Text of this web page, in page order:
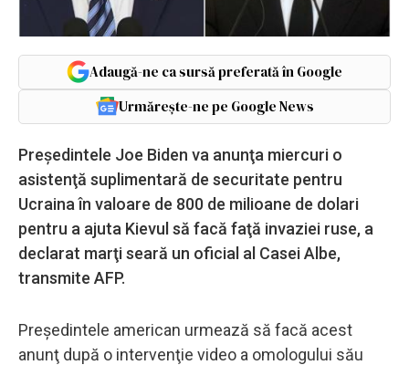
Adaugă-ne ca sursă preferată în Google
Urmărește-ne pe Google News
Preşedintele Joe Biden va anunţa miercuri o
asistenţă suplimentară de securitate pentru
Ucraina în valoare de 800 de milioane de dolari
pentru a ajuta Kievul să facă faţă invaziei ruse, a
declarat marţi seară un oficial al Casei Albe,
transmite AFP.
Preşedintele american urmează să facă acest
anunţ după o intervenţie video a omologului său